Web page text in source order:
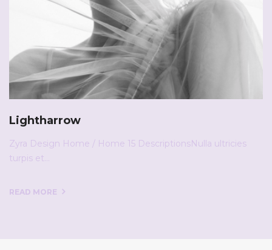
Lightharrow
Zyra Design Home / Home 15 DescriptionsNulla ultricies
turpis et…
READ MORE